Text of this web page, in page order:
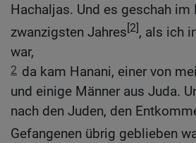
Hachaljas. Und es geschah
zwanzigsten Jahres[2], als ich
war,
2 da kam Hanani, einer von
und einige Männer aus Juda.
nach den Juden, den
Gefangenen übrig geblieben